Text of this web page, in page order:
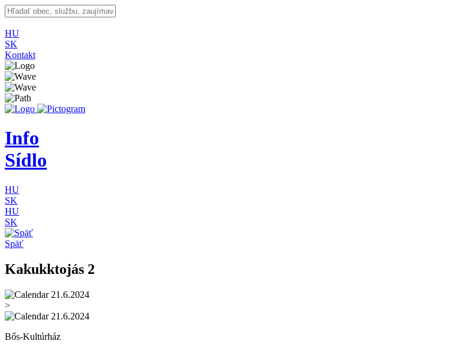
HU
SK
Kontakt
Info
Sídlo
HU
SK
HU
SK
Späť
Kakukktojás 2
21.6.2024
>
21.6.2024
Bős-Kultúrház